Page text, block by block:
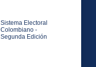
Sistema Electoral
Colombiano -
Segunda Edición